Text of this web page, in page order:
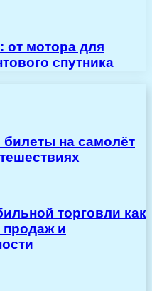
от мотора для
спутника
на самолёт
торговли как
и